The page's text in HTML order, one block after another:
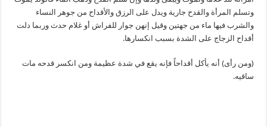
وتسلم المرأة والقدح جارية ويدل على الرزق والأقداح من جوهر النساء
والشرب فيها ماء من جهتين وقيل إنهن جوار للفراش أو غلام حدث وربما دلت
أقداح الزجاج على الشدة بسبب انكسارها.
(ومن رأى) أنه يأكل أقداحاً فإنه يقع في شدة عظيمة ومن انكسر قدحه مات
ساقيه.